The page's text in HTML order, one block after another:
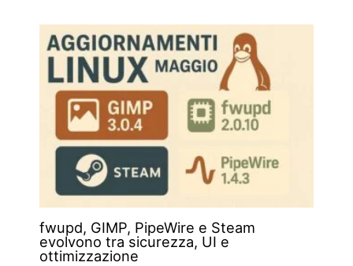
fwupd, GIMP, PipeWire e Steam
evolvono tra sicurezza, UI e
ottimizzazione